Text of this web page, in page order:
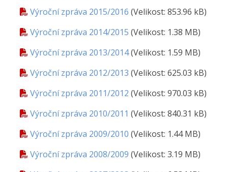
Výroční zpráva 2015/2016 (Velikost: 853.96 kB)
Výroční zpráva 2014/2015 (Velikost: 1.38 MB)
Výroční zpráva 2013/2014(Velikost: 1.59 MB)
Výroční zpráva 2012/2013 (Velikost: 625.03 kB)
Výroční zpráva 2011/2012 (Velikost: 970.03 kB)
Výroční zpráva 2010/2011 (Velikost: 840.31 kB)
Výroční zpráva 2009/2010 (Velikost: 1.44 MB)
Výroční zpráva 2008/2009 (Velikost: 3.19 MB)